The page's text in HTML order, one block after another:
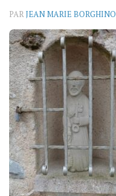
PARJEAN MARIE BORGHINO